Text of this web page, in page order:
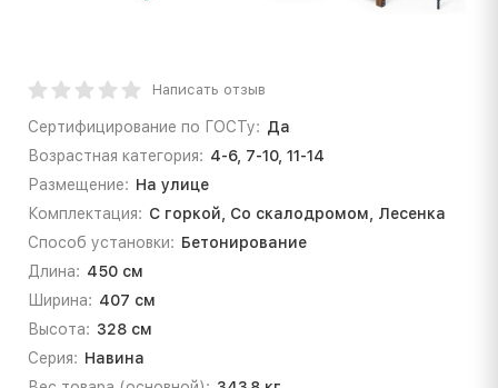
Написать отзыв
Сертифицирование по ГОСТу: Да
Возрастная категория: 4-6, 7-10, 11-14
Размещение: На улице
Комплектация: С горкой, Со скалодромом, Лесенка
Способ установки: Бетонирование
Длина: 450 см
Ширина: 407 см
Высота: 328 см
Серия: Навина